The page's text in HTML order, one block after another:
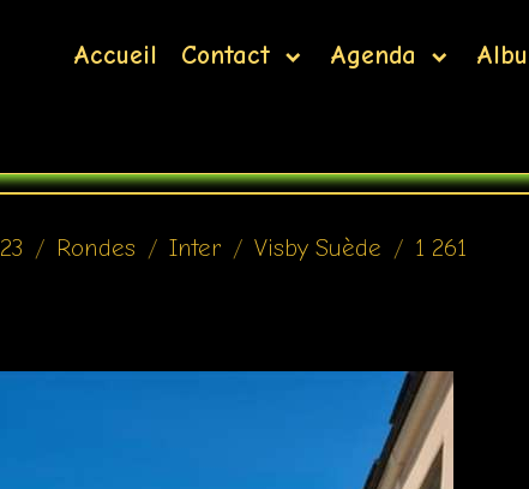
Accueil Contact Agenda
Rondes Inter Visby Suède 1 261